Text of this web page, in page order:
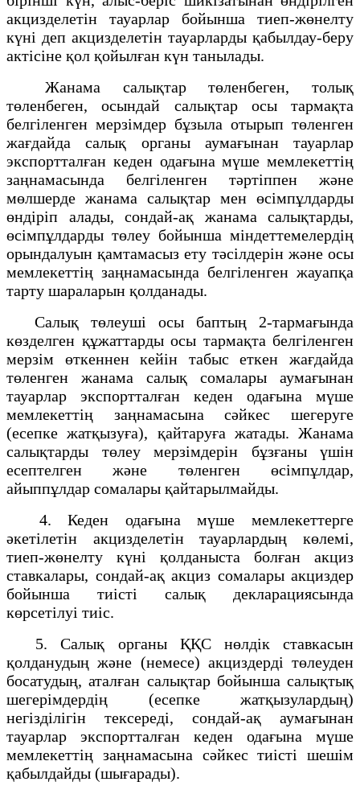
акцизделетін тауарлар бойынша тиеп-жөнелту
күні деп акцизделетін тауарларды қабылдау-беру
актісіне қол қойылған күн танылады.
Жанама салықтар төленбеген, толық
төленбеген, осындай салықтар осы тармақта
белгіленген мерзімдер бұзыла отырып төленген
жағдайда салық органы аумағынан тауарлар
экспортталған кеден одағына мүше мемлекеттің
заңнамасында белгіленген тәртіппен және
мөлшерде жанама салықтар мен өсімпұлдарды
өндіріп алады, сондай-ақ жанама салықтарды,
өсімпұлдарды төлеу бойынша міндеттемелердің
орындалуын қамтамасыз ету тәсілдерін және осы
мемлекеттің заңнамасында белгіленген жауапқа
тарту шараларын қолданады.
Салық төлеуші осы баптың 2-тармағында
көзделген құжаттарды осы тармақта белгіленген
мерзім өткеннен кейін табыс еткен жағдайда
төленген жанама салық сомалары аумағынан
тауарлар экспортталған кеден одағына мүше
мемлекеттің заңнамасына сәйкес шегеруге
(есепке жатқызуға), қайтаруға жатады. Жанама
салықтарды төлеу мерзімдерін бұзғаны үшін
есептелген және төленген өсімпұлдар,
айыппұлдар сомалары қайтарылмайды.
4. Кеден одағына мүше мемлекеттерге
әкетілетін акцизделетін тауарлардың көлемі,
тиеп-жөнелту күні қолданыста болған акциз
ставкалары, сондай-ақ акциз сомалары акциздер
бойынша тиісті салық декларациясында
көрсетілуі тиіс.
5. Салық органы ҚҚС нөлдік ставкасын
қолданудың және (немесе) акциздерді төлеуден
босатудың, аталған салықтар бойынша салықтық
шегерімдердің (есепке жатқызулардың)
негізділігін тексереді, сондай-ақ аумағынан
тауарлар экспортталған кеден одағына мүше
мемлекеттің заңнамасына сәйкес тиісті шешім
қабылдайды (шығарады).